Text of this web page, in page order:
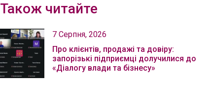
Також читайте
7 Серпня, 2026
Про клієнтів, продажі та довіру:
запорізькі підприємці долучилися до
«Діалогу влади та бізнесу»